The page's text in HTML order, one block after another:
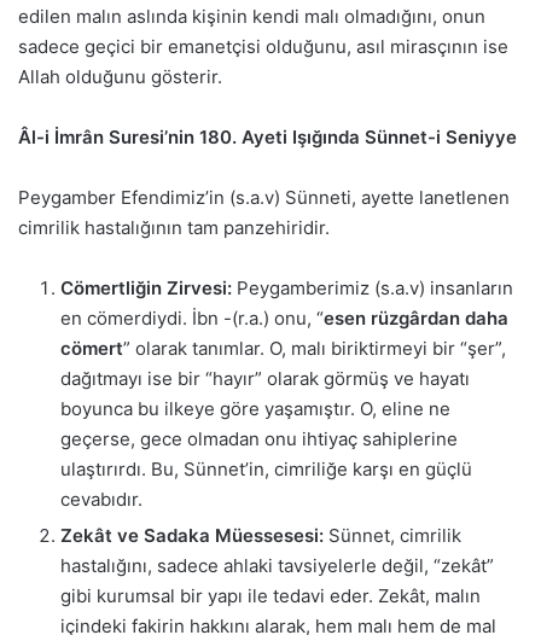
edilen malın aslında kişinin kendi malı olmadığını, onun
sadece geçici bir emanetçisi olduğunu, asıl mirasçının ise
Allah olduğunu gösterir.
Âl-i İmrân Suresi’nin 180. Ayeti Işığında Sünnet-i Seniyye
Peygamber Efendimiz’in (s.a.v) Sünneti, ayette lanetlenen
cimrilik hastalığının tam panzehiridir.
Cömertliğin Zirvesi: Peygamberimiz (s.a.v) insanların
en cömerdiydi. İbn -(r.a.) onu, “esen rüzgârdan daha
cömert” olarak tanımlar. O, malı biriktirmeyi bir “şer”,
dağıtmayı ise bir “hayır” olarak görmüş ve hayatı
boyunca bu ilkeye göre yaşamıştır. O, eline ne
geçerse, gece olmadan onu ihtiyaç sahiplerine
ulaştırırdı. Bu, Sünnet’in, cimriliğe karşı en güçlü
cevabıdır.
Zekât ve Sadaka Müessesesi: Sünnet, cimrilik
hastalığını, sadece ahlaki tavsiyelerle değil, “zekât”
gibi kurumsal bir yapı ile tedavi eder. Zekât, malın
içindeki fakirin hakkını alarak, hem malı hem de mal